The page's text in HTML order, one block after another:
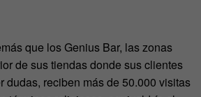
que los Genius Bar, las zonas
de sus tiendas donde sus clientes
dudas, reciben más de 50.000 visitas